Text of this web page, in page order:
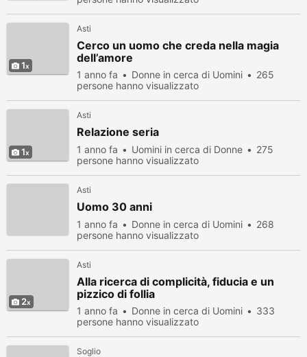
1
Asti
Cerco un uomo che creda nella magia
dell’amore
1 anno fa Donne in cerca di Uomini
265
persone hanno visualizzato
1
Asti
Relazione seria
1 anno fa Uomini in cerca di Donne
275
persone hanno visualizzato
Asti
Uomo 30 anni
1 anno fa Donne in cerca di Uomini
268
persone hanno visualizzato
2
Asti
Alla ricerca di complicità, fiducia e un
pizzico di follia
1 anno fa Donne in cerca di Uomini
333
persone hanno visualizzato
Soglio